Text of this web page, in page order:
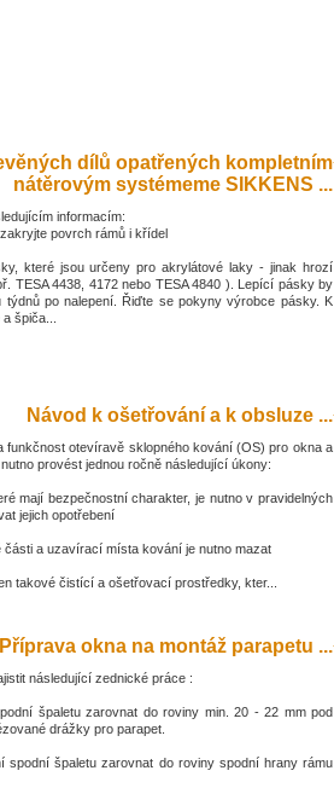
dílů opatřených kompletním
nátěrovým systémeme SIKKENS ...
informacím:
povrch rámů i křídel
které jsou určeny pro akrylátové laky - jinak hrozí
TESA 4438, 4172 nebo TESA 4840 ). Lepící pásky by
týdnů po nalepení. Řiďte se pokyny výrobce pásky. K
špiča...
Návod k ošetřování a k obsluze ...
funkčnost otevíravě sklopného kování (OS) pro okna a
provést jednou ročně následující úkony:
mají bezpečnostní charakter, je nutno v pravidelných
jejich opotřebení
části a uzavírací místa kování je nutno mazat
takové čistící a ošetřovací prostředky, kter...
Příprava okna na montáž parapetu ...
následující zednické práce :
špaletu zarovnat do roviny min. 20 - 22 mm pod
drážky pro parapet.
spodní špaletu zarovnat do roviny spodní hrany rámu